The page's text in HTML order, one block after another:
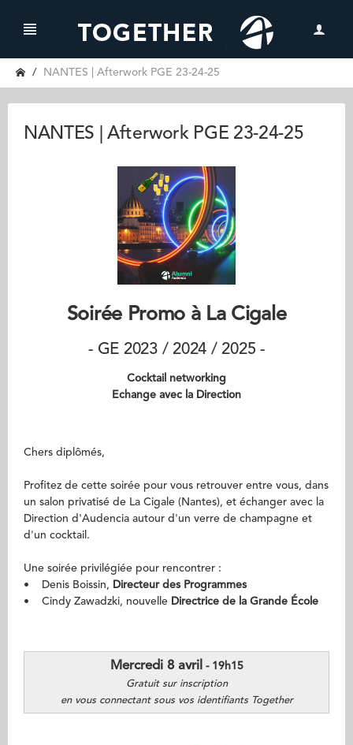
NANTES | Afterwork PGE 23-24-25
NANTES | Afterwork PGE 23-24-25
Soirée Promo à La Cigale
- GE 2023 / 2024 / 2025 -
Cocktail networking
Echange avec la Direction
Chers diplômés,
Profitez de cette soirée pour vous retrouver entre vous, dans
un salon privatisé de La Cigale (Nantes), et échanger avec la
Direction d'Audencia autour d'un verre de champagne et
d'un cocktail.
Une soirée privilégiée pour rencontrer :
• Denis Boissin, Directeur des Programmes
• Cindy Zawadzki, nouvelle Directrice de la Grande École
Mercredi 8 avril - 19h15
Gratuit sur inscription
en vous connectant sous vos identifiants Together